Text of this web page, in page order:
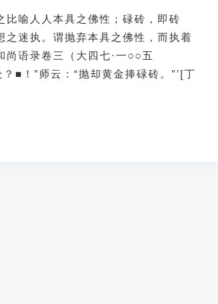
比喻人人本具之佛性；碌砖，即砖
迷执。谓抛弃本具之佛性，而执着
尚语录卷三（大四七·一○○五
■！”师云：“抛却黄金捧碌砖。”’[丁